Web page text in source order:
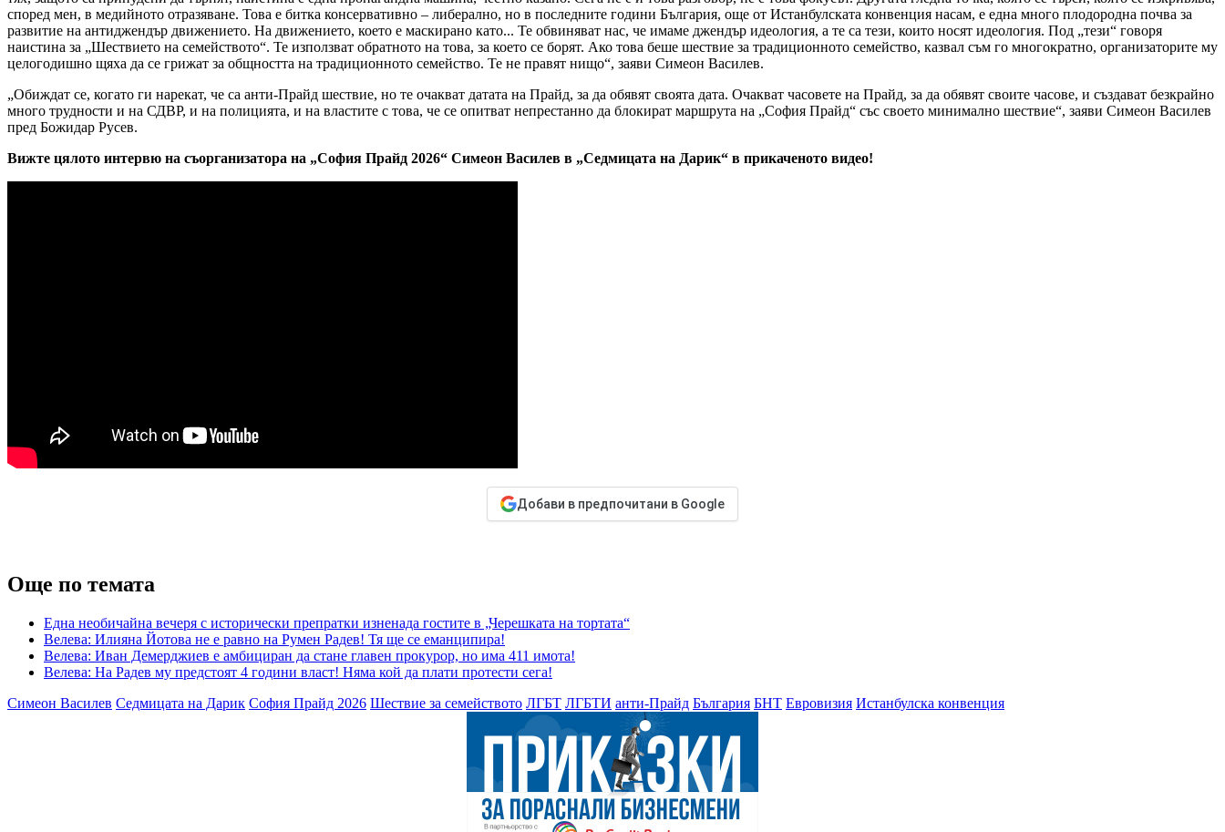
според мен, в медийното отразяване. Това е битка консервативно – либерално, но в последните години България, още от Истанбулската конвенция насам, е една много плодородна почва за
развитие на антиджендър движението. На движението, което е маскирано като... Те обвиняват нас, че имаме джендър идеология, а те са тези, които носят идеология. Под „тези“ говоря
наистина за „Шествието на семейството“. Те използват обратното на това, за което се борят. Ако това беше шествие за традиционното семейство, казвал съм го многократно, организаторите му
целогодишно щяха да се грижат за общността на традиционното семейство. Те не правят нищо“, заяви Симеон Василев.
„Обиждат се, когато ги нарекат, че са анти-Прайд шествие, но те очакват датата на Прайд, за да обявят своята дата. Очакват часовете на Прайд, за да обявят своите часове, и създават безкрайно
много трудности и на СДВР, и на полицията, и на властите с това, че се опитват непрестанно да блокират маршрута на „София Прайд“ със своето минимално шествие“, заяви Симеон Василев
пред Божидар Русев.
Вижте цялото интервю на съорганизатора на „София Прайд 2026“ Симеон Василев в „Седмицата на Дарик“ в прикаченото видео!
Добави в предпочитани в Google
Още по темата
Една необичайна вечеря с исторически препратки изненада гостите в „Черешката на тортата“
Велева: Илияна Йотова не е равно на Румен Радев! Тя ще се еманципира!
Велева: Иван Демерджиев е амбициран да стане главен прокурор, но има 411 имота!
Велева: На Радев му предстоят 4 години власт! Няма кой да плати протести сега!
Симеон Василев Седмицата на Дарик София Прайд 2026 Шествие за семейството ЛГБТ ЛГБТИ анти-Прайд България БНТ Евровизия Истанбулска конвенция